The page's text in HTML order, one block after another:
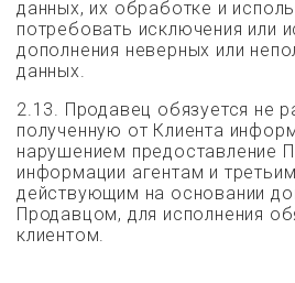
данных, их обработке и
потребовать исключения или
дополнения неверных или
данных.
2.13. Продавец обязуется не
полученную от Клиента
нарушением предоставление
информации агентам и
действующим на основании
Продавцом, для исполнения
клиентом.